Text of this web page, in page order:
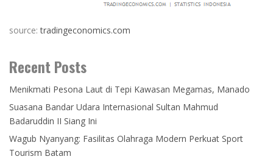
source:tradingeconomics.com
Recent Posts
Menikmati Pesona Laut di Tepi Kawasan Megamas, Manado
Suasana Bandar Udara Internasional Sultan Mahmud
Badaruddin II Siang Ini
Wagub Nyanyang: Fasilitas Olahraga Modern Perkuat Sport
Tourism Batam